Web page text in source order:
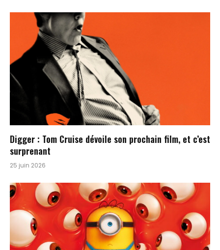
Digger : Tom Cruise dévoile son prochain film, et c’est
surprenant
25 juin 2026